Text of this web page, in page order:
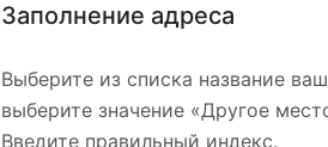
Заполнение адреса
Выберите из списка название
выберите значение «Другое
Введите правильный индекс.